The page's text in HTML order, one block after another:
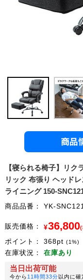
【寝られる椅子】リ
リック 布張り ヘッド
ライニング 150-
商品品番： YK-SNC121
販売価格： ¥36,800(
ポイント： 368pt (1%)
在庫状況： 在庫あり
当日出荷可能
今から 11時間33分以内に確